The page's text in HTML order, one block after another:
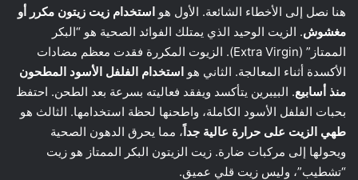
هنا نصل إلى الأخطاء الشائعة. الأول هو استخدام زيت زيتون مكرر أو
مغشوش. الزيت الوحيد الذي يمتلك الفوائد الصحية هو “البكر
الممتاز” (Extra Virgin). الزيوت المكررة فقدت معظم مضادات
الأكسدة أثناء المعالجة. الثاني هو استخدام الفلفل الأسود المطحون
منذ أسابيع. البيبرين يتأكسد ويفقد فعاليته بسرعة بعد الطحن. احتفظ
بحبات الفلفل الأسود الكاملة، واطحنها لحظة استخدامها. الثالث هو
طهي الزيت على حرارة عالية جداً، مما يحرق الدهون الصحية
ويحولها إلى مركبات ضارة. زيت الزيتون البكر الممتاز هو زيت
“تشطيب”، وليس زيت قلي عميق.